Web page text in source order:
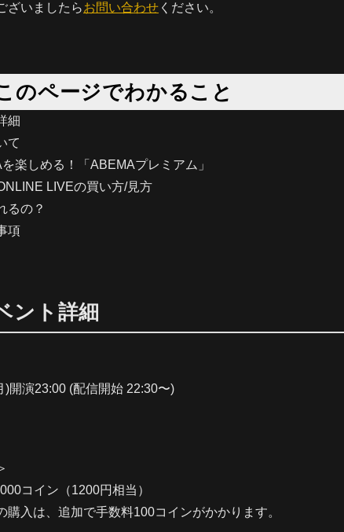
ざいましたらお問い合わせ ください。
のページでわかること
細
て
楽しめる！「ABEMAプレミアム」
LIVEの買い方/見方
るの？
項
ント詳細
)開演23:00 (配信開始 22:30〜)
コイン（1200円相当）
入は、追加で手数料100コインがかかります。